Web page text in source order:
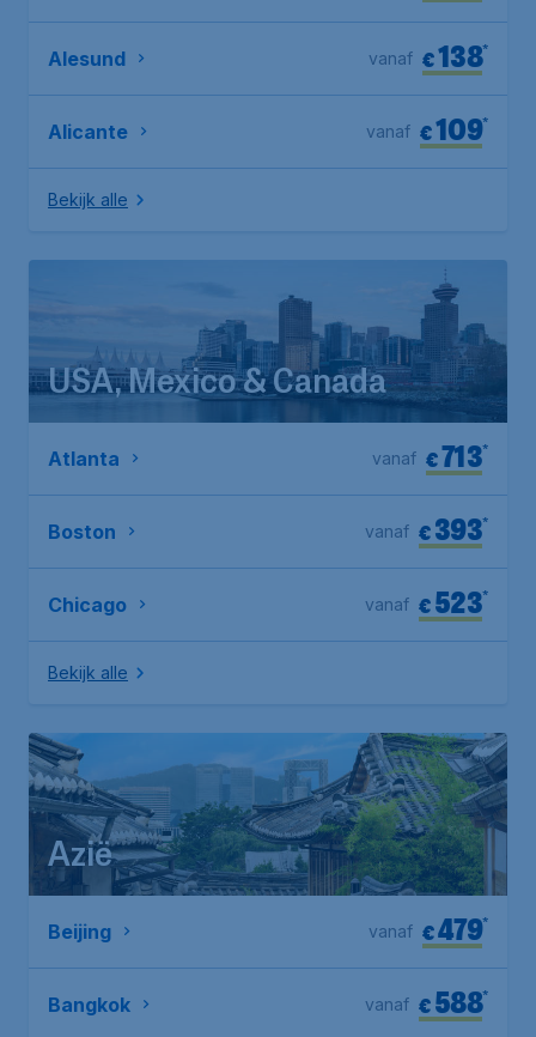
Alesund €138*
vanaf
Alicante €109*
vanaf
Bekijk alle
USA, Mexico & Canada
Atlanta €713*
vanaf
Boston €393*
vanaf
Chicago €523*
vanaf
Bekijk alle
Azië
Beijing €479*
vanaf
Bangkok €588*
vanaf